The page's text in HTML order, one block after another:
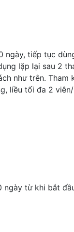
tiếp tục
lặp lại sau 2
như trên.
liều tối đa 2
từ khi bắt